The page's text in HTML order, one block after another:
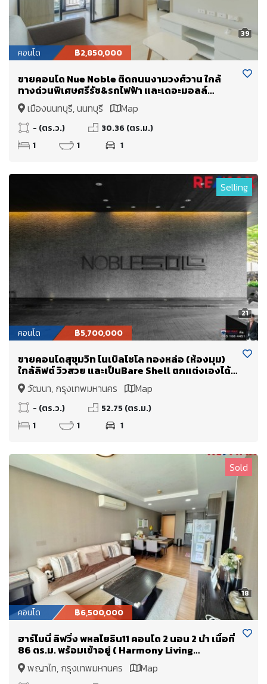
39
คอนโด ฿2,850,000
ขายคอนโด Nue Noble ติดถนนงามวงศ์วาน ใกล้
ทางด่วนพิเศษศรีรัช&รถไฟฟ้า และเดอะมอลล์
งามวงศ์วาน
เมืองนนทบุรี, นนทบุรี Map
- (ตร.ว.)
30.36 (ตร.ม.)
1
1 1
21
Selling
คอนโด ฿5,700,000
ขายคอนโดสุขุมวิท โนเบิลโซโล ทองหล่อ (ห้องมุม)
ใกล้ลิฟต์ วิวสวย และเป็นBare Shell ตกแต่งเองได้
ตามความชอบ ใกล้ BTS ทองหล่อ
วัฒนา, กรุงเทพมหานคร Map
- (ตร.ว.)
52.75 (ตร.ม.)
1
1 1
18
Sold
คอนโด ฿6,500,000
ฮาร์โมนี่ ลิฟวิ่ง พหลโยธิน11 คอนโด 2 นอน 2 น้ำ เนื้อที่
86 ตร.ม. พร้อมเข้าอยู่ ( Harmony Living
Phahonyothin 11)
พญาไท, กรุงเทพมหานคร Map